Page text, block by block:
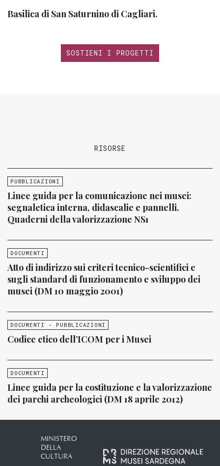
Basilica di San Saturnino di Cagliari.
SOSTIENI I PROGETTI
RISORSE
PUBBLICAZIONI
Linee guida per la comunicazione nei musei:
segnaletica interna, didascalie e pannelli.
Quaderni della valorizzazione NS1
DOCUMENTI
Atto di indirizzo sui criteri tecnico-scientifici e
sugli standard di funzionamento e sviluppo dei
musei (DM 10 maggio 2001)
DOCUMENTI - PUBBLICAZIONI
Codice etico dell’ICOM per i Musei
DOCUMENTI
Linee guida per la costituzione e la valorizzazione
dei parchi archeologici (DM 18 aprile 2012)
MINISTERO
DELLA
CULTURA